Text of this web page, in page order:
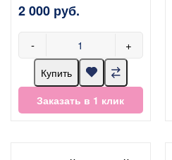
2 000 руб.
- +
Купить
Заказать в 1 клик